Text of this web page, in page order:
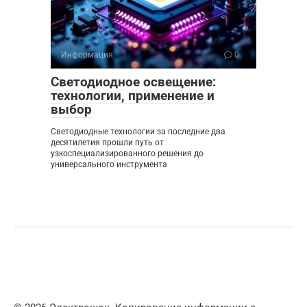
Информация 0
Светодиодное освещение:
технологии, применение и
выбор
Светодиодные технологии за последние два
десятилетия прошли путь от
узкоспециализированного решения до
универсального инструмента